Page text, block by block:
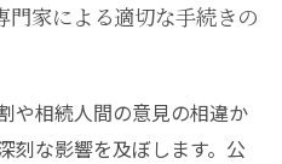
家による適切な手続きの
や相続人間の意見の相違か
刻な影響を及ぼします。公